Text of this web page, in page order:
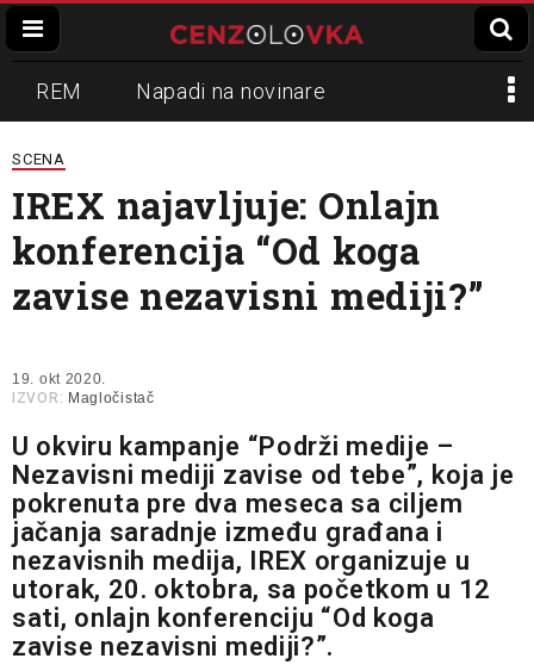
REM Napadi na novinare
Zvučni top
Propaganda Lokalni mediji
Informer Slavko Ćuruvija
SCENA
IREX najavljuje: Onlajn
konferencija “Od koga
zavise nezavisni mediji?”
19. okt 2020.
IZVOR: Magločistač
U okviru kampanje “Podrži medije –
Nezavisni mediji zavise od tebe”, koja je
pokrenuta pre dva meseca sa ciljem
jačanja saradnje između građana i
nezavisnih medija, IREX organizuje u
utorak, 20. oktobra, sa početkom u 12
sati, onlajn konferenciju “Od koga
zavise nezavisni mediji?”.